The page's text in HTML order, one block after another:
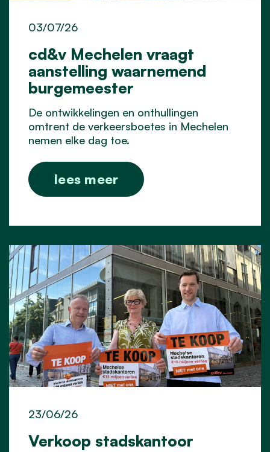
cd&v Mechelen vraagt
aanstelling waarnemend
burgemeester
03/07/26
De ontwikkelingen en onthullingen
omtrent de verkeersboetes in Mechelen
nemen elke dag toe.
lees meer
Verkoop stadskantoor
23/06/26